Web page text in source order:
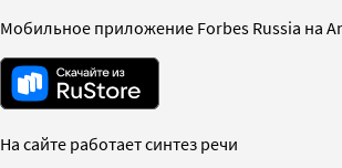
Мобильное приложение Forbes Russia на
На сайте работает синтез речи